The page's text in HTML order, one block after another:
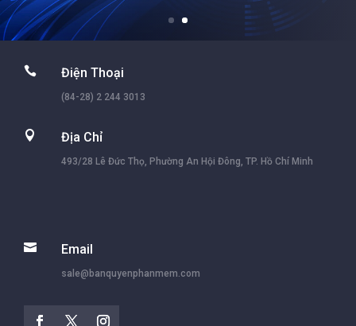
 Điện Thoại
(84-28) 2 244 3013
 Địa Chỉ
493/28 Lê Đức Thọ, Phường An Hội Đông, TP. Hồ Chí Minh
 Email
sale@banquyenphanmem.com